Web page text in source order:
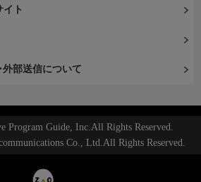
ト
部送信について
Program Guide, Inc.All Rights Reserved.
Co., Ltd.All Rights Reserved.